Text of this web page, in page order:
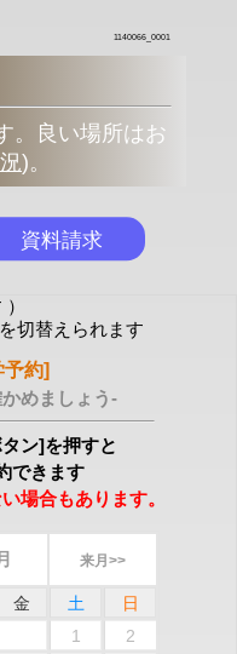
1140066_0001
。良い場所はお
)。
切替えられます
予約]
めましょう-
ン]を押すと
できます
場合もあります。
来月>>
金 土
日
1
2